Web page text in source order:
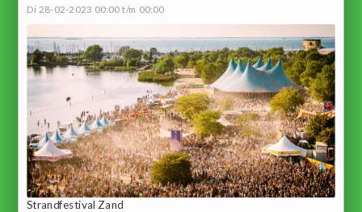
Di 28-02-2023 00:00 t/m 00:00
Strandfestival Zand